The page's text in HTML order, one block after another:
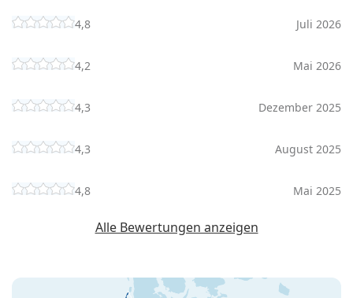
4,8 Juli 2026
4,2 Mai 2026
4,3 Dezember 2025
4,3 August 2025
4,8 Mai 2025
Alle Bewertungen anzeigen